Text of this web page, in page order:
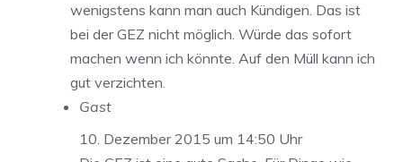
wenigstens kann man auch Kündigen. Das ist
bei der GEZ nicht möglich. Würde das sofort
machen wenn ich könnte. Auf den Müll kann ich
gut verzichten.
Gast
10. Dezember 2015 um 14:50 Uhr